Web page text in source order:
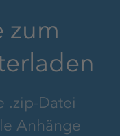
zum
.zip-Datei
Anhänge